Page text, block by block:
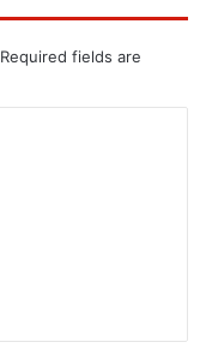
Required fields are